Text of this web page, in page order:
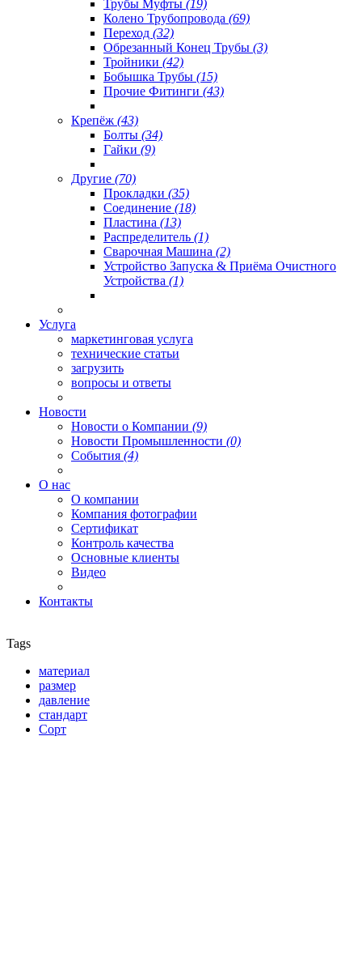
Трубы Муфты (19)
Колено Трубопровода (69)
Переход (32)
Обрезанный Конец Трубы (3)
Тройники (42)
Бобышка Трубы (15)
Прочие Фитинги (43)
Крепёж (43)
Болты (34)
Гайки (9)
Другие (70)
Прокладки (35)
Соединение (18)
Пластина (13)
Распределитель (1)
Сварочная Машина (2)
Устройство Запуска & Приёма Очистного
Устройства (1)
Услуга
маркетинговая услуга
технические статьи
загрузить
вопросы и ответы
Новости
Новости о Компании (9)
Новости Промышленности (0)
События (4)
О нас
О компании
Компания фотографии
Сертификат
Контроль качества
Основные клиенты
Видео
Контакты
Tags
материал
размер
давление
стандарт
Сорт